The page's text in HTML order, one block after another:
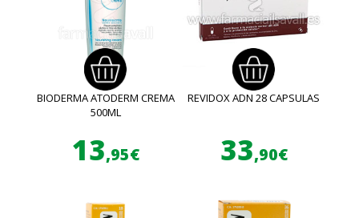
BIODERMA ATODERM CREMA
500ML
13,95€
REVIDOX ADN 28 CAPSULAS
33,90€